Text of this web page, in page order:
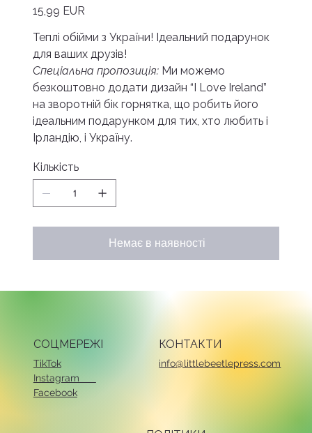
15,99 EUR
Теплі обійми з України! Ідеальний подарунок
для ваших друзів!
Спеціальна пропозиція: Ми можемо
безкоштовно додати дизайн “I Love Ireland”
на зворотній бік горнятка, що робить його
ідеальним подарунком для тих, хто любить і
Ірландію, і Україну.
Кількість
Немає в наявності
СОЦМЕРЕЖІ
TikTok
Instagram
Facebook
КОНТАКТИ
info@littlebeetlepress.com